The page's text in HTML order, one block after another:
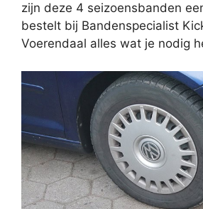
zijn deze 4 seizoensbanden
bestelt bij Bandenspecialist
Voerendaal alles wat je nodig